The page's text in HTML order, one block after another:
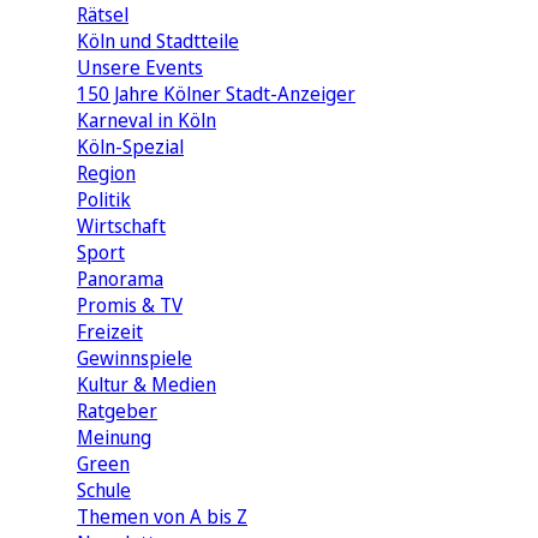
Rätsel
Köln und Stadtteile
Unsere Events
150 Jahre Kölner Stadt-Anzeiger
Karneval in Köln
Köln-Spezial
Region
Politik
Wirtschaft
Sport
Panorama
Promis & TV
Freizeit
Gewinnspiele
Kultur & Medien
Ratgeber
Meinung
Green
Schule
Themen von A bis Z